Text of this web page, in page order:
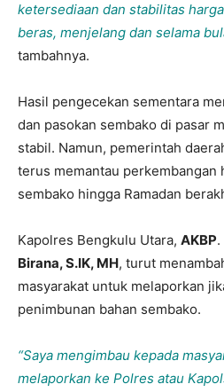
ketersediaan dan stabilitas
beras, menjelang dan selama
tambahnya.
Hasil pengecekan sementara
dan pasokan sembako di pasar
stabil. Namun, pemerintah
terus memantau perkembangan
sembako hingga Ramadan
Kapolres Bengkulu Utara, AKBP.
Birana, S.IK, MH, turut
masyarakat untuk melaporkan
penimbunan bahan sembako.
“Saya mengimbau kepada
melaporkan ke Polres atau